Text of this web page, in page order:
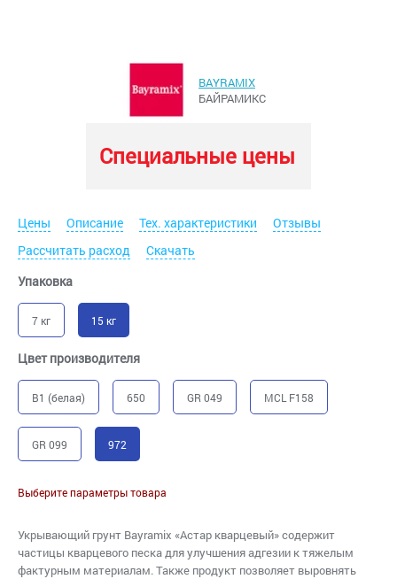
BAYRAMIX
БАЙРАМИКС
Специальные цены
Цены Описание Тех. характеристики
Отзывы
Рассчитать расход
Скачать
Упаковка
7 кг 15 кг
Цвет производителя
B1 (белая) 650 GR 049 MCL F158
GR 099 972
Выберите параметры товара
Укрывающий грунт Bayramix «Астар кварцевый» содержит
частицы кварцевого песка для улучшения адгезии к тяжелым
фактурным материалам. Также продукт позволяет выровнять